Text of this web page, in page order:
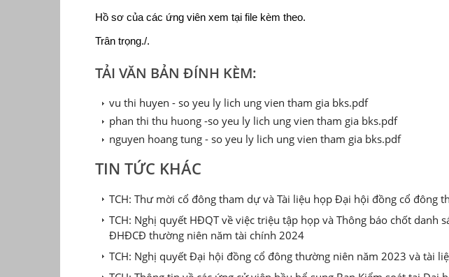
Hồ sơ của các ứng viên xem tại file kèm theo.
Trân trọng./.
TẢI VĂN BẢN ĐÍNH KÈM:
vu thi huyen - so yeu ly lich ung vien tham gia bks.pdf
phan thi thu huong -so yeu ly lich ung vien tham gia bks.pdf
nguyen hoang tung - so yeu ly lich ung vien tham gia bks.pdf
TIN TỨC KHÁC
TCH: Thư mời cổ đông tham dự và Tài liệu họp Đại hội đồng cổ đông
TCH: Nghị quyết HĐQT về việc triệu tập họp và Thông báo chốt danh
ĐHĐCĐ thường niên năm tài chính 2024
TCH: Nghị quyết Đại hội đồng cổ đông thường niên năm 2023 và tài